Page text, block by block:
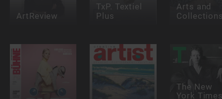
ArtReview
TxP. Textiel
Plus
Arts and
The New
York